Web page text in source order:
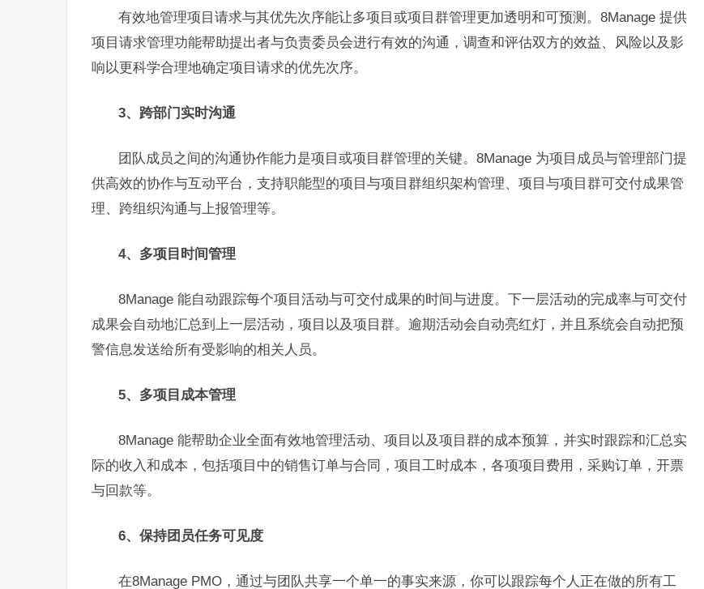
有效地管理项目请求与其优先次序能让多项目或项目群管理更加透明和可预测。8Manage 提供
项目请求管理功能帮助提出者与负责委员会进行有效的沟通，调查和评估双方的效益、风险以及影
响以更科学合理地确定项目请求的优先次序。
3、跨部门实时沟通
团队成员之间的沟通协作能力是项目或项目群管理的关键。8Manage 为项目成员与管理部门提
供高效的协作与互动平台，支持职能型的项目与项目群组织架构管理、项目与项目群可交付成果管
理、跨组织沟通与上报管理等。
4、多项目时间管理
8Manage 能自动跟踪每个项目活动与可交付成果的时间与进度。下一层活动的完成率与可交付
成果会自动地汇总到上一层活动，项目以及项目群。逾期活动会自动亮红灯，并且系统会自动把预
警信息发送给所有受影响的相关人员。
5、多项目成本管理
8Manage 能帮助企业全面有效地管理活动、项目以及项目群的成本预算，并实时跟踪和汇总实
际的收入和成本，包括项目中的销售订单与合同，项目工时成本，各项项目费用，采购订单，开票
与回款等。
6、保持团员任务可见度
在8Manage PMO，通过与团队共享一个单一的事实来源，你可以跟踪每个人正在做的所有工